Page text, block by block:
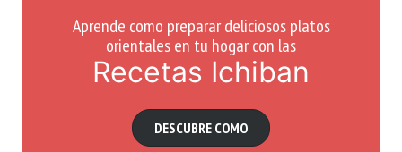
Aprende como preparar deliciosos platos
orientales en tu hogar con las
Recetas Ichiban
DESCUBRE COMO